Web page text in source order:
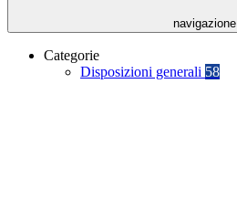
navigazione
Categorie
Disposizioni generali 58